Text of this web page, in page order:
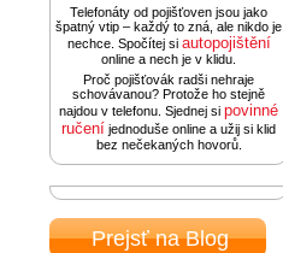
Telefonáty od pojišťoven jsou jako
špatný vtip – každý to zná, ale nikdo je
nechce. Spočítej si autopojištění
online a nech je v klidu.
Proč pojišťovák radši nehraje
schovávanou? Protože ho stejně
najdou v telefonu. Sjednej si povinné
ručení jednoduše online a užij si klid
bez nečekaných hovorů.
Prejsť na Blog